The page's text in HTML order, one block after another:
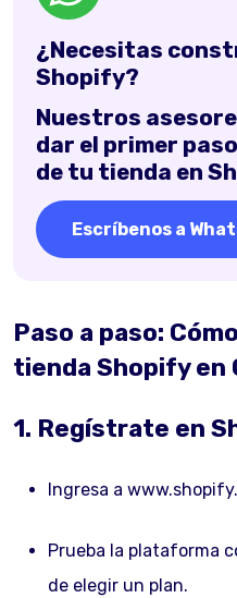
¿Necesitas
Shopify?
Nuestros
dar el primer
de tu tienda en
Escríbenos a
Paso a paso:
tienda Shopify en
1. Regístrate en
Ingresa a
Prueba la plataforma
de elegir un plan.